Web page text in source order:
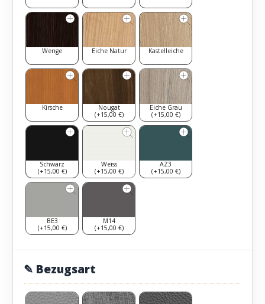
Wenge Eiche Natur Kastelleiche
Kirsche
Nougat
(+15,00 €)
Eiche Grau
(+15,00 €)
Schwarz
(+15,00 €)
Weiss
(+15,00 €)
AZ3
(+15,00 €)
BE3
(+15,00 €)
M14
(+15,00 €)
✎ Bezugsart